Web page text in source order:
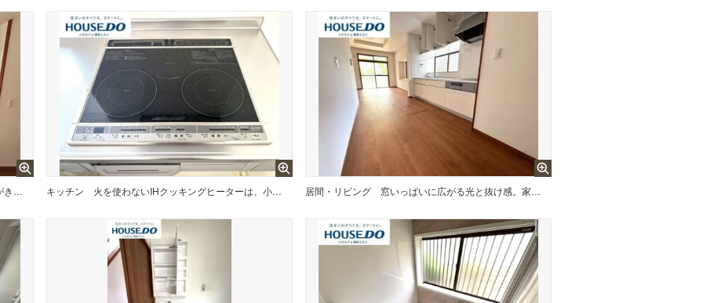
シンプルなデザインの中に、使い勝手がきちんと詰まっているキッチン。料理好きな方にも、時短派の方にも応えられる仕様です。 キッチン 火を使わないIHクッキングヒーターは、小さな子どもがいる家庭にとって心強い設備のひとつ。一緒にキッチンに立つ時間が、より安心して楽しめます。 居間・リビング 窓いっぱいに広がる光と抜け感。家具の配置次第で、さらに開放的な空間に仕上がります。